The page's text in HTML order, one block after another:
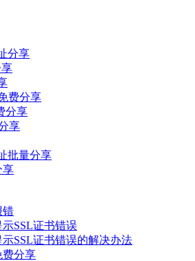
分享
享
费分享
分享
享
批量分享
享
错
SSL证书错误
示SSL证书错误的解决办法
费分享